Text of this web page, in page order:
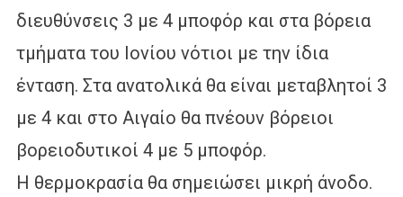
διευθύνσεις 3 με 4 μποφόρ και στα βόρεια
τμήματα του Ιονίου νότιοι με την ίδια
ένταση. Στα ανατολικά θα είναι μεταβλητοί 3
με 4 και στο Αιγαίο θα πνέουν βόρειοι
βορειοδυτικοί 4 με 5 μποφόρ.
Η θερμοκρασία θα σημειώσει μικρή άνοδο.